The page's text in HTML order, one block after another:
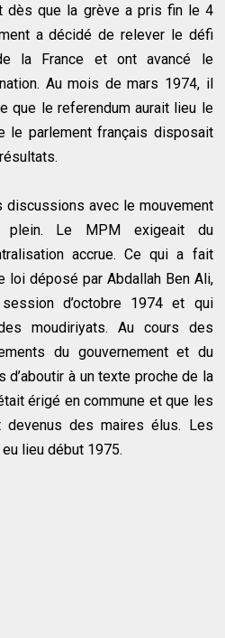
dès que la grève a pris fin le 4
a décidé de relever le défi
la France et ont avancé le
Au mois de mars 1974, il
que le referendum aurait lieu le
le parlement français disposait
discussions avec le mouvement
plein. Le MPM exigeait du
accrue. Ce qui a fait
loi déposé par Abdallah Ben Ali,
d’octobre 1974 et qui
moudiriyats. Au cours des
du gouvernement et du
d’aboutir à un texte proche de la
érigé en commune et que les
des maires élus. Les
lieu début 1975.